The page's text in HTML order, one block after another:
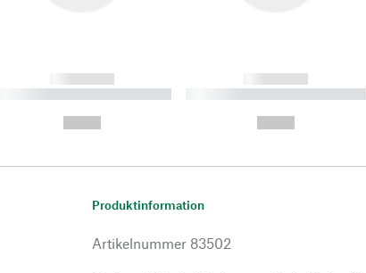
------------
----------- ----------- ----------
------------
----------- ----------- ----------
Produktinformation
Artikelnummer 83502